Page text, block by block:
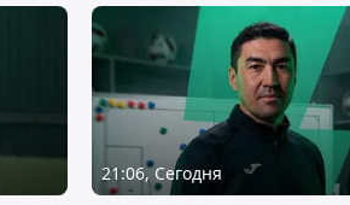
21:06, Сегодня